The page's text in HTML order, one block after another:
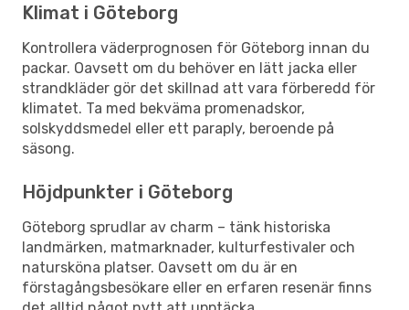
Klimat i Göteborg
Kontrollera väderprognosen för Göteborg innan du
packar. Oavsett om du behöver en lätt jacka eller
strandkläder gör det skillnad att vara förberedd för
klimatet. Ta med bekväma promenadskor,
solskyddsmedel eller ett paraply, beroende på
säsong.
Höjdpunkter i Göteborg
Göteborg sprudlar av charm – tänk historiska
landmärken, matmarknader, kulturfestivaler och
natursköna platser. Oavsett om du är en
förstagångsbesökare eller en erfaren resenär finns